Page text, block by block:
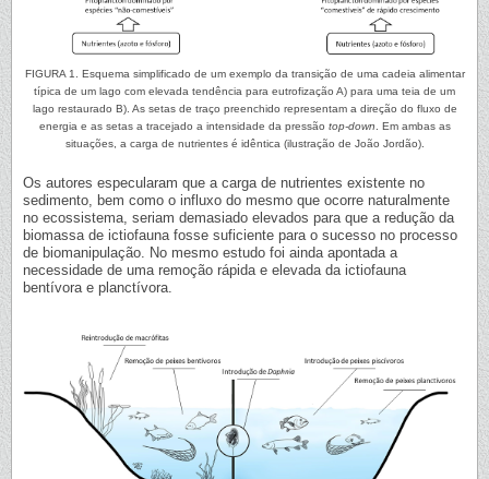
FIGURA 1. Esquema simplificado de um exemplo da transição de uma cadeia alimentar
típica de um lago com elevada tendência para eutrofização A) para uma teia de um
lago restaurado B). As setas de traço preenchido representam a direção do fluxo de
energia e as setas a tracejado a intensidade da pressão top-down . Em ambas as
situações, a carga de nutrientes é idêntica (ilustração de João Jordão).
Os autores especularam que a carga de nutrientes existente no
sedimento, bem como o influxo do mesmo que ocorre naturalmente
no ecossistema, seriam demasiado elevados para que a redução da
biomassa de ictiofauna fosse suficiente para o sucesso no processo
de biomanipulação. No mesmo estudo foi ainda apontada a
necessidade de uma remoção rápida e elevada da ictiofauna
bentívora e planctívora.